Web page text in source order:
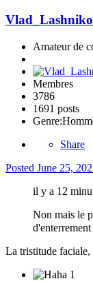
Amateur de
Membres
3786
1691 posts
Genre:
Share
Posted June 25,
il y a 12
Non mais le
d'enterrement
La tristitude faciale,
1